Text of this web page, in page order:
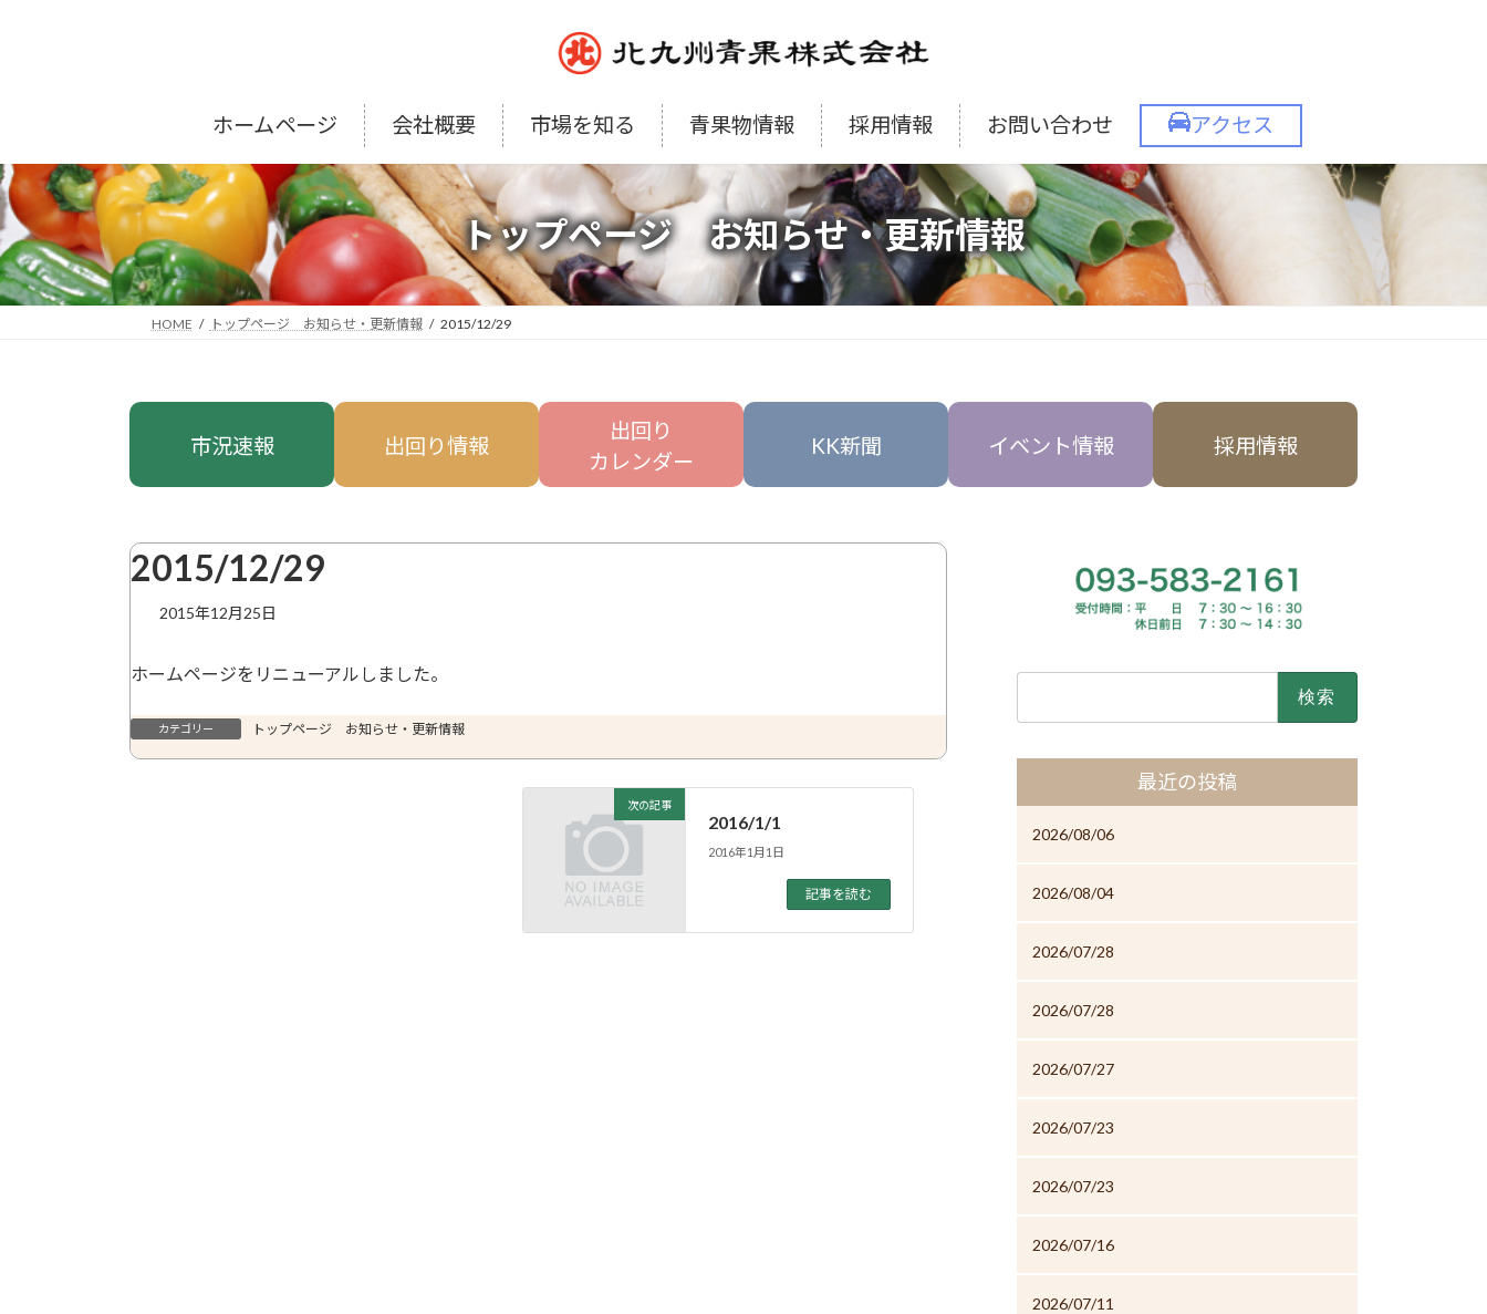
ス
キ
ッ
プ
ン
に
移
動
ホームページ 会社概要 市場を知る 青果物情報 採用情報 お問い合わせ アクセス
トップページ お知らせ・更新情報
HOME トップページ お知らせ・更新情報 2015/12/29
市況速報 出回り情報
出回り
カレンダー
KK新聞 イベント情報 採用情報
2015/12/29
2015年12月25日
ホームページをリニューアルしました。
カテゴリー トップページ お知らせ・更新情報
次の記事
2016/1/1
2016年1月1日
記事を読む
最近の投稿
2026/08/06
2026/08/04
2026/07/28
2026/07/28
2026/07/27
2026/07/23
2026/07/23
2026/07/16
2026/07/11